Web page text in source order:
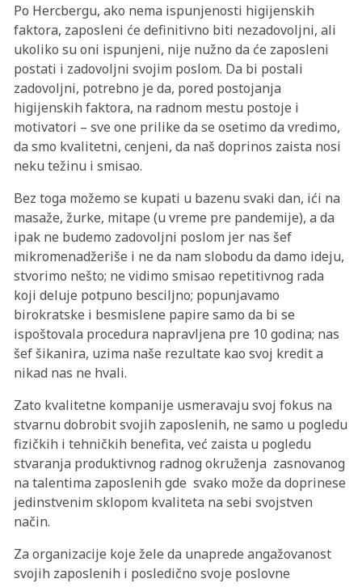
Po Hercbergu, ako nema ispunjenosti higijenskih
faktora, zaposleni će definitivno biti nezadovoljni, ali
ukoliko su oni ispunjeni, nije nužno da će zaposleni
postati i zadovoljni svojim poslom. Da bi postali
zadovoljni, potrebno je da, pored postojanja
higijenskih faktora, na radnom mestu postoje i
motivatori – sve one prilike da se osetimo da vredimo,
da smo kvalitetni, cenjeni, da naš doprinos zaista nosi
neku težinu i smisao.
Bez toga možemo se kupati u bazenu svaki dan, ići na
masaže, žurke, mitape (u vreme pre pandemije), a da
ipak ne budemo zadovoljni poslom jer nas šef
mikromenadžeriše i ne da nam slobodu da damo ideju,
stvorimo nešto; ne vidimo smisao repetitivnog rada
koji deluje potpuno besciljno; popunjavamo
birokratske i besmislene papire samo da bi se
ispoštovala procedura napravljena pre 10 godina; nas
šef šikanira, uzima naše rezultate kao svoj kredit a
nikad nas ne hvali.
Zato kvalitetne kompanije usmeravaju svoj fokus na
stvarnu dobrobit svojih zaposlenih, ne samo u pogledu
fizičkih i tehničkih benefita, već zaista u pogledu
stvaranja produktivnog radnog okruženja zasnovanog
na talentima zaposlenih gde svako može da doprinese
jedinstvenim sklopom kvaliteta na sebi svojstven
način.
Za organizacije koje žele da unaprede angažovanost
svojih zaposlenih i posledično svoje poslovne